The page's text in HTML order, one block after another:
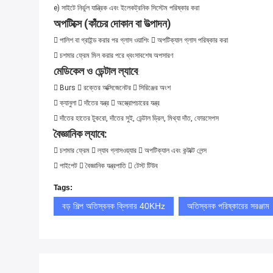
e) সাইটে নির্ভুল যান্ত্রিক এবং ইলেকট্রনিক সিস্টেম পরিষ্কার করা
অপটিক্সে (কাঁচের দোকান বা উত্পাদন)
 পালিশ বা গ্রাইন্ড করার পর গ্লাস ওয়াশিং  অপটিক্যাল গ্লাস পরিষ্কার করা
 চশমার ফ্রেম মিল করার পরে ধ্বংসাবশেষ অপসারণ
মেডিকেল ও ডেন্টাল ল্যাবে:
 Burs  রক্তের অক্সিজেনেটর  সিরিঞ্জের অংশ
 ক্যানুলা  দাঁতের যন্ত্র  অস্ত্রোপচারের যন্ত্র
 দাঁতের হাতের টুকরো, দাঁতের সুই, ডেন্টাল ড্রিল, মিথ্যা দাঁত, ফোরসেপস
বৈজ্ঞানিক ল্যাবে:
 চশমার ফ্রেম  ল্যাব গ্লাসওয়্যার  অপটিক্যাল এবং কন্টাক্ট লেন্স
 পাইপেট  বৈজ্ঞানিক যন্ত্রপাতি  টেস্ট টিউব
Tags:
বড় শিল্প অতিস্বনক ক্লিনার 40KHz অতিস্বনক পরিষ্কারের সরঞ্জাম